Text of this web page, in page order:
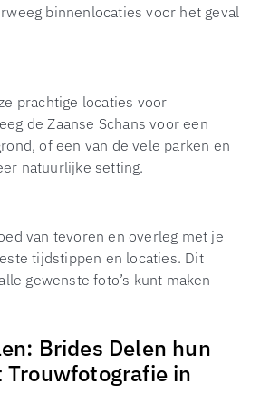
binnenlocaties voor het geval
prachtige locaties voor
de Zaanse Schans voor een
of een van de vele parken en
natuurlijke setting.
van tevoren en overleg met je
tijdstippen en locaties. Dit
gewenste foto’s kunt maken
Brides Delen hun
Trouwfotografie in